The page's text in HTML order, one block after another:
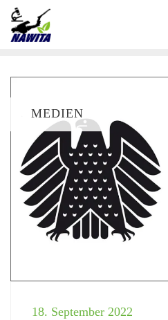
MEDIEN
18. September 2022